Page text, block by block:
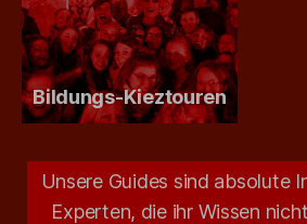
Bildungs-Kieztouren
Unsere Guides sind absolute
Experten, die ihr Wissen